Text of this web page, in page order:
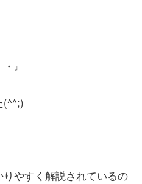
』
(^^;)
やすく解説されているの